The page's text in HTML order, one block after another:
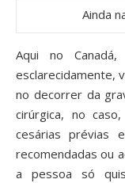
Ainda
Aqui no
esclarecidamente,
no decorrer da
cirúrgica, no
cesárias prévias
recomendadas ou
a pessoa só